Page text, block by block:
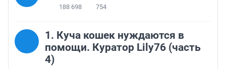
188 698 754
1. Куча кошек нуждаются в
помощи. Куратор Lily76 (часть
4)